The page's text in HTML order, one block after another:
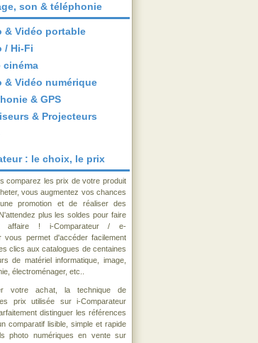
son & téléphonie
& Vidéo portable
/ Hi-Fi
cinéma
& Vidéo numérique
& GPS
& Projecteurs
: le choix, le prix
comparez les prix de votre produit
vous augmentez vos chances
promotion et de réaliser des
plus les soldes pour faire
affaire ! i-Comparateur / e-
vous permet d'accéder facilement
clics aux catalogues de centaines
de matériel informatique, image,
électroménager, etc..
votre achat, la technique de
prix utilisée sur i-Comparateur
distinguer les références
comparatif lisible, simple et rapide
photo numériques en vente sur